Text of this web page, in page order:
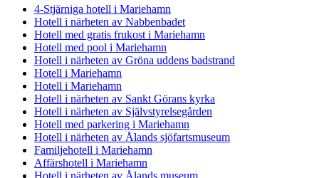
4-Stjärniga hotell i Mariehamn
Hotell i närheten av Nabbenbadet
Hotell med gratis frukost i Mariehamn
Hotell med pool i Mariehamn
Hotell i närheten av Gröna uddens badstrand
Hotell i Mariehamn
Hotell i Mariehamn
Hotell i närheten av Sankt Görans kyrka
Hotell i närheten av Självstyrelsegården
Hotell med parkering i Mariehamn
Hotell i närheten av Ålands sjöfartsmuseum
Familjehotell i Mariehamn
Affärshotell i Mariehamn